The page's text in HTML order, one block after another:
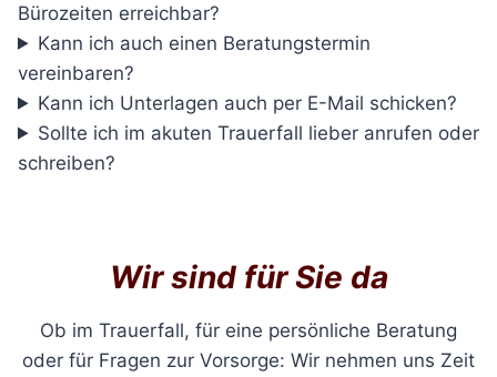
Bürozeiten erreichbar?
Kann ich auch einen Beratungstermin
vereinbaren?
Kann ich Unterlagen auch per E-Mail schicken?
Sollte ich im akuten Trauerfall lieber anrufen oder
schreiben?
Wir sind für Sie da
Ob im Trauerfall, für eine persönliche Beratung
oder für Fragen zur Vorsorge: Wir nehmen uns Zeit